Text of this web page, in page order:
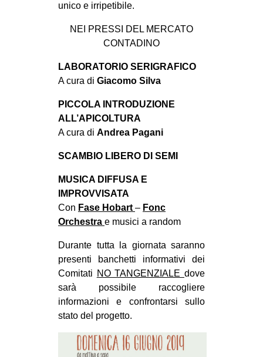
unico e irripetibile.
NEI PRESSI DEL MERCATO
CONTADINO
LABORATORIO SERIGRAFICO
A cura di Giacomo Silva
PICCOLA INTRODUZIONE
ALL’APICOLTURA
A cura di Andrea Pagani
SCAMBIO LIBERO DI SEMI
MUSICA DIFFUSA E
IMPROVVISATA
Con Fase Hobart – Fonc
Orchestra e musici a random
Durante tutta la giornata saranno
presenti banchetti informativi dei
Comitati NO TANGENZIALEdove
sarà possibile raccogliere
informazioni e confrontarsi sullo
stato del progetto.